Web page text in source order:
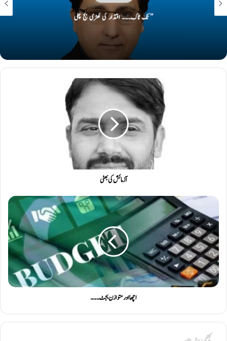
’’ ٹک ٹاک۔۔۔ اقتدار کی گھڑی بج چکی
آزمائش کی بھٹی
اچھا اور متوازن بجٹ۔۔۔